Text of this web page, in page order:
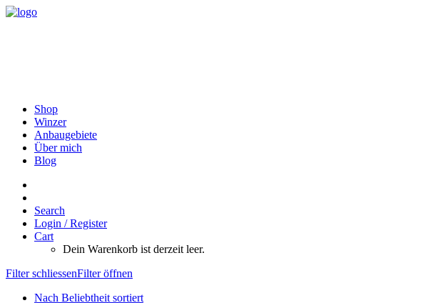
Shop
Winzer
Anbaugebiete
Über mich
Blog
Search
Login / Register
Cart
Dein Warenkorb ist derzeit leer.
Filter schliessenFilter öffnen
Nach Beliebtheit sortiert